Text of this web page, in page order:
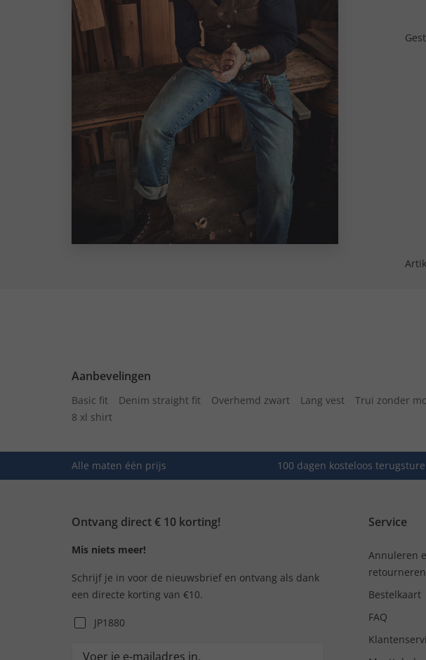
Aanbevelingen
Basic fit Denim straight fit Overhemd zwart Lang vest Trui zonder
8 xl shirt
Alle maten één prijs 100 dagen kosteloos
Ontvang direct € 10 korting!
Mis niets meer!
Schrijf je in voor de nieuwsbrief en ontvang als dank
een directe korting van €10.
JP1880
Service
Annuleren
retourneren
Bestelkaart
FAQ